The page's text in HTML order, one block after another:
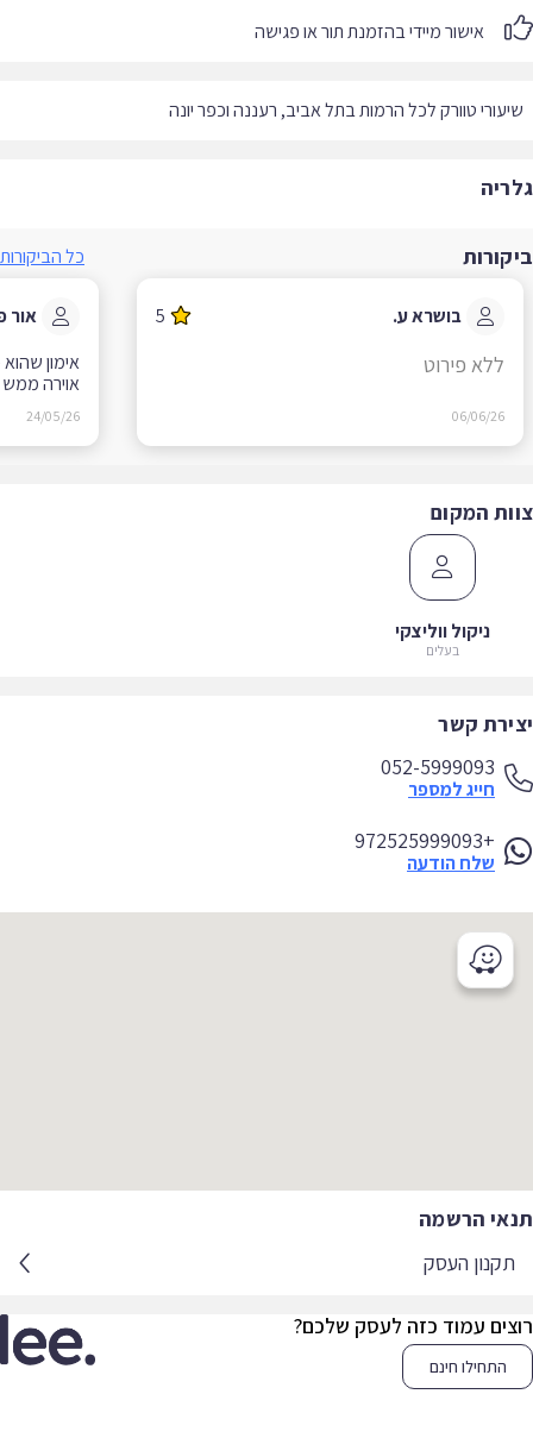
אישור מיידי בהזמנת תור או פגישה
טוורק לכל הרמות בתל אביב, רעננה וכפר יונה
כל הביקורות
בושרא ע. 5
ללא פירוט
06/06/26
אור פ.
אוירה ממש
24/05/26
המקום
ניקול ווליצקי
בעלים
קשר
052-5999093
חייג למספר
+972525999093
שלח הודעה
הרשמה
תקנון העסק
עמוד כזה לעסק שלכם?
התחילו חינם